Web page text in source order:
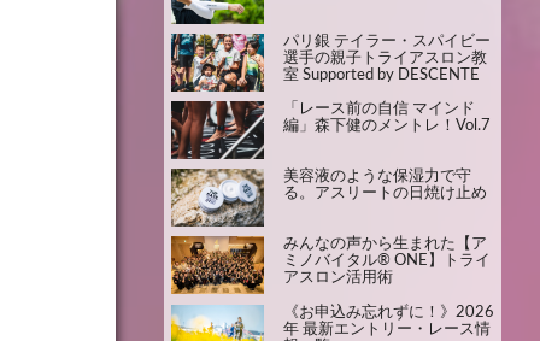
パリ銀 テイラー・スパイビー
選手の親子トライアスロン教
室 Supported by DESCENTE
「レース前の自信 マインド
編」森下健のメントレ！Vol.7
美容液のような保湿力で守
る。アスリートの日焼け止め
みんなの声から生まれた【ア
ミノバイタル® ONE】トライ
アスロン活用術
《お申込み忘れずに！》2026
年 最新エントリー・レース情